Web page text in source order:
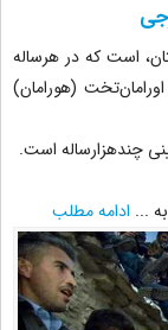
است که در هرساله
(هورامان)
چندهزارساله است.
... ادامه مطلب